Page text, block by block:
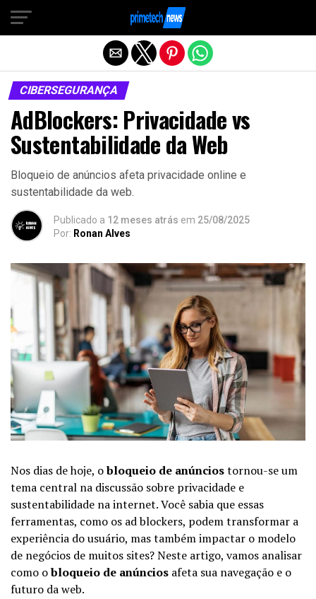
CIBERSEGURANÇA
AdBlockers: Privacidade vs
Sustentabilidade da Web
Bloqueio de anúncios afeta privacidade online e
sustentabilidade da web.
Publicado a 12 meses atrás em 25/08/2025
Por: Ronan Alves
Nos dias de hoje, obloqueio de anúnciostornou-se um
tema central na discussão sobre privacidade e
sustentabilidade na internet. Você sabia que essas
ferramentas, como os ad blockers, podem transformar a
experiência do usuário, mas também impactar o modelo
de negócios de muitos sites? Neste artigo, vamos analisar
como obloqueio de anúncios afeta sua navegação e o
futuro da web.
Sair da versão mobile